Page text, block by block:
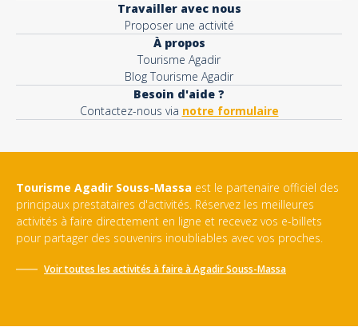
Travailler avec nous
Proposer une activité
À propos
Tourisme Agadir
Blog Tourisme Agadir
Besoin d'aide ?
Contactez-nous via notre formulaire
Tourisme Agadir Souss-Massa est le partenaire officiel des
principaux prestataires d'activités. Réservez les meilleures
activités à faire directement en ligne et recevez vos e-billets
pour partager des souvenirs inoubliables avec vos proches.
Voir toutes les activités à faire àAgadir Souss-Massa